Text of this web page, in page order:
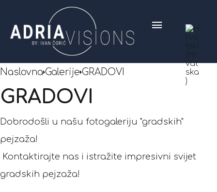
Naslovna Galerije GRADOVI
GRADOVI
Dobrodošli u našu fotogaleriju "gradskih"
pejzaža!
Kontaktirajte nas i istražite impresivni svijet
gradskih pejzaža!